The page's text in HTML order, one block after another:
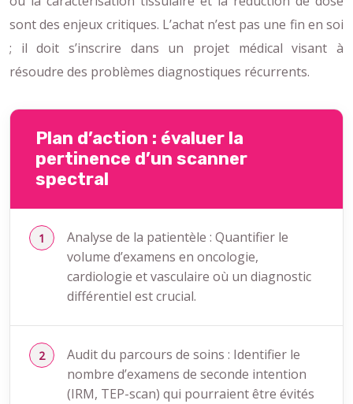
sont des enjeux critiques. L’achat n’est pas une fin en soi
; il doit s’inscrire dans un projet médical visant à
résoudre des problèmes diagnostiques récurrents.
Plan d’action : évaluer la
pertinence d’un scanner
spectral
Analyse de la patientèle : Quantifier le
volume d’examens en oncologie,
cardiologie et vasculaire où un diagnostic
différentiel est crucial.
Audit du parcours de soins : Identifier le
nombre d’examens de seconde intention
(IRM, TEP-scan) qui pourraient être évités